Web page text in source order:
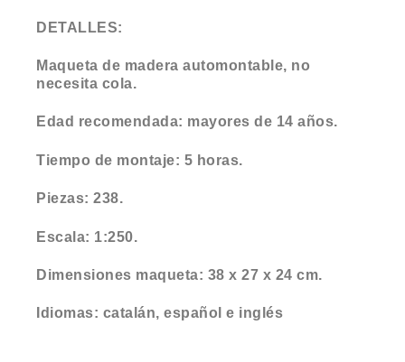
DETALLES:
Maqueta de madera automontable, no
necesita cola.
Edad recomendada: mayores de 14 años.
Tiempo de montaje: 5 horas.
Piezas: 238.
Escala: 1:250.
Dimensiones maqueta: 38 x 27 x 24 cm.
Idiomas: catalán, español e inglés